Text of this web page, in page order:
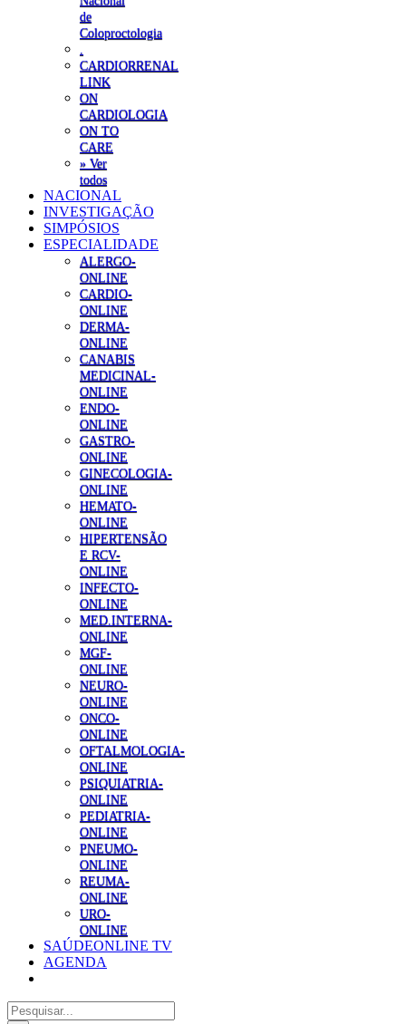
de
Coloproctologia
CARDIORRENAL
LINK
ON
CARDIOLOGIA
ON TO
CARE
» Ver
todos
NACIONAL
INVESTIGAÇÃO
SIMPÓSIOS
ESPECIALIDADE
ALERGO-
ONLINE
CARDIO-
ONLINE
DERMA-
ONLINE
CANABIS
MEDICINAL-
ONLINE
ENDO-
ONLINE
GASTRO-
ONLINE
GINECOLOGIA-
ONLINE
HEMATO-
ONLINE
HIPERTENSÃO
E RCV-
ONLINE
INFECTO-
ONLINE
MED.INTERNA-
ONLINE
MGF-
ONLINE
NEURO-
ONLINE
ONCO-
ONLINE
OFTALMOLOGIA-
ONLINE
PSIQUIATRIA-
ONLINE
PEDIATRIA-
ONLINE
PNEUMO-
ONLINE
REUMA-
ONLINE
URO-
ONLINE
SAÚDEONLINE TV
AGENDA
Pesquisar